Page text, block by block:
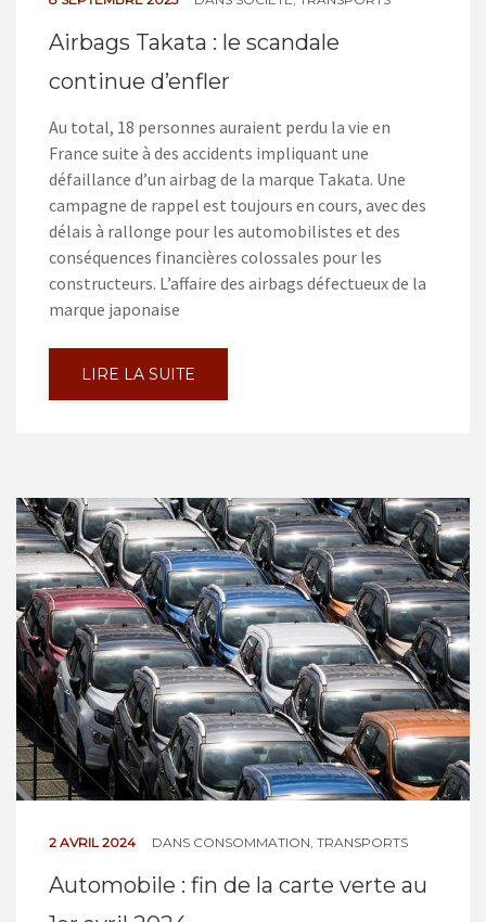
Airbags Takata : le scandale
continue d’enfler
Au total, 18 personnes auraient perdu la vie en
France suite à des accidents impliquant une
défaillance d’un airbag de la marque Takata. Une
campagne de rappel est toujours en cours, avec des
délais à rallonge pour les automobilistes et des
conséquences financières colossales pour les
constructeurs. L’affaire des airbags défectueux de la
marque japonaise
LIRE LA SUITE
2 AVRIL 2024 DANS CONSOMMATION TRANSPORTS
Automobile : fin de la carte verte au